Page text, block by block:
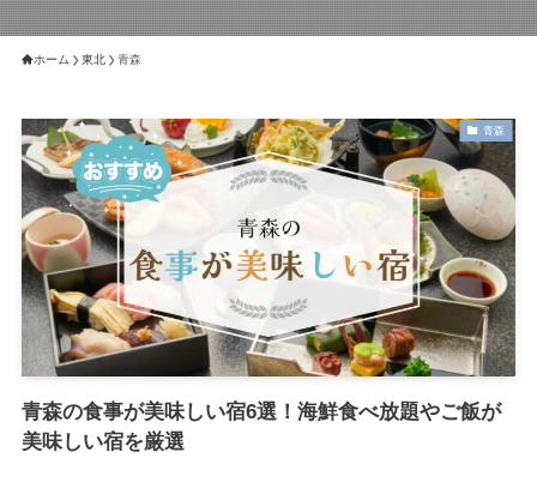
ホーム 東北 青森
青森
青森の食事が美味しい宿6選！海鮮食べ放題やご飯が
美味しい宿を厳選